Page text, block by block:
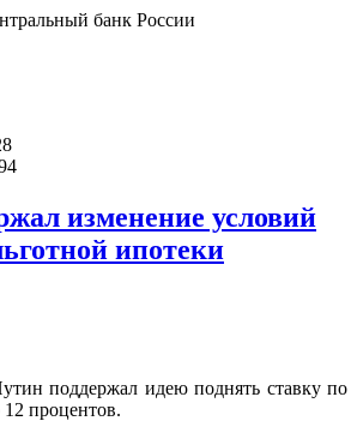
банк России
изменение условий
ипотеки
поддержал идею поднять ставку по
12 процентов.